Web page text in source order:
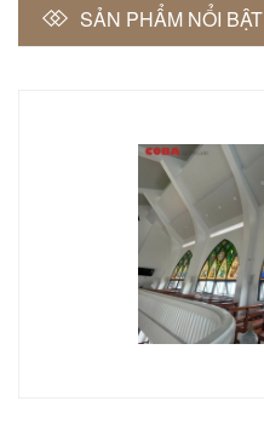
SẢN PHẨM NỔI BẬT